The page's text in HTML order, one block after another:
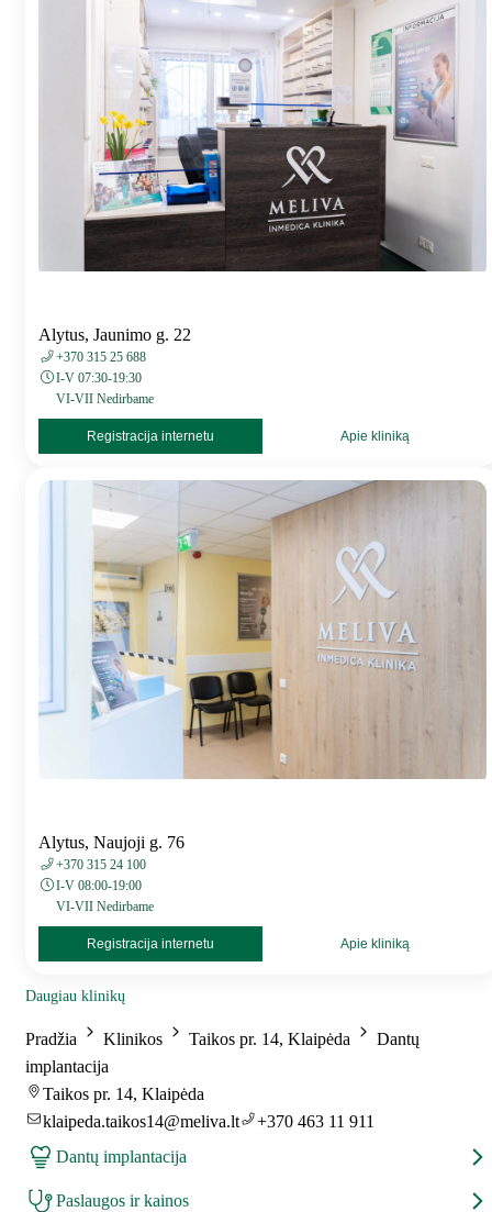
Alytus, Jaunimo g. 22
+370 315 25 688
I-V 07:30-19:30
VI-VII Nedirbame
Registracija internetu Apie kliniką
Alytus, Naujoji g. 76
+370 315 24 100
I-V 08:00-19:00
VI-VII Nedirbame
Registracija internetu Apie kliniką
Daugiau klinikų
Pradžia Klinikos Taikos pr. 14, Klaipėda
Dantų
implantacija
Taikos pr. 14, Klaipėda
klaipeda.taikos14@meliva.lt
+370 463 11 911
Dantų implantacija
Paslaugos ir kainos